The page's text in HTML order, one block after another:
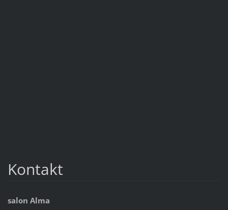
Kontakt
salon Alma